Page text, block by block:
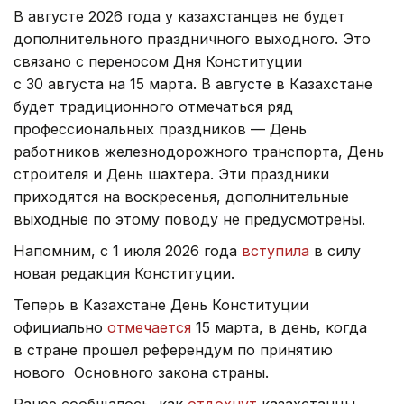
В августе 2026 года у казахстанцев не будет
дополнительного праздничного выходного. Это
связано с переносом Дня Конституции
с 30 августа на 15 марта. В августе в Казахстане
будет традиционного отмечаться ряд
профессиональных праздников — День
работников железнодорожного транспорта, День
строителя и День шахтера. Эти праздники
приходятся на воскресенья, дополнительные
выходные по этому поводу не предусмотрены.
Напомним, с 1 июля 2026 года вступила в силу
новая редакция Конституции.
Теперь в Казахстане День Конституции
официально отмечается 15 марта, в день, когда
в стране прошел референдум по принятию
нового Основного закона страны.